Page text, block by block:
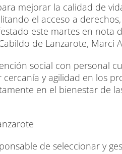
mejorar la calidad de
el acceso a
este martes en nota
de Lanzarote, Marci
social con personal
y agilidad en los
en el bienestar de
de seleccionar y